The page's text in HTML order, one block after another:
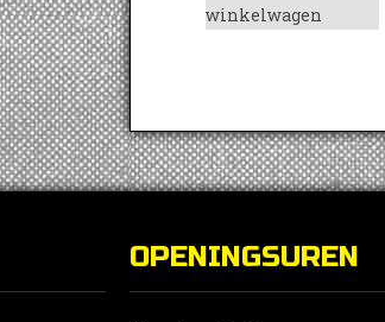
winkelwagen
OPENINGSUREN